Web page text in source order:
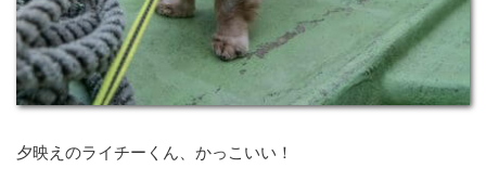
夕映えのライチーくん、かっこいい！